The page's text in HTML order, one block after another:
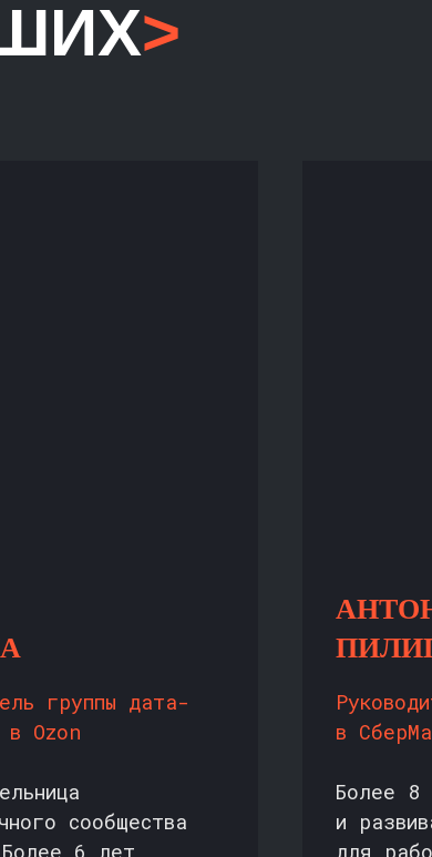
>
группы дата-
в Ozon
сообщества
6 лет
в
Более 8
и
для